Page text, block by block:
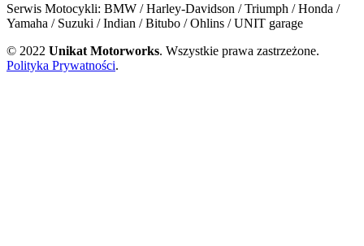
Serwis Motocykli: BMW / Harley-Davidson / Triumph / Honda /
Yamaha / Suzuki / Indian / Bitubo / Ohlins / UNIT garage
© 2022 Unikat Motorworks. Wszystkie prawa zastrzeżone.
Polityka Prywatności.